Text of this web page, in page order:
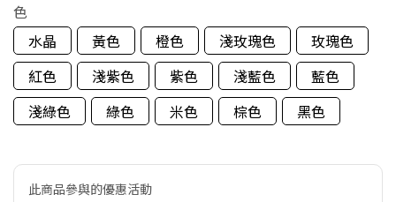
色
水晶
黃色 橙色 淺玫瑰色
玫瑰色
紅色
淺紫色 紫色 淺藍色
藍色
淺綠色
綠色 米色 棕色 黑色
此商品參與的優惠活動